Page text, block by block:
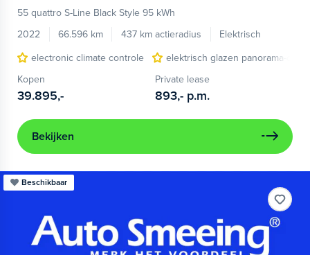
55 quattro S-Line Black Style 95 kWh
2022
66.596 km 437 km actieradius
Elektrisch
electronic climate controle
elektrisch glazen panorama-dak
Kopen
39.895,-
Private lease
893,- p.m.
Bekijken
Beschikbaar